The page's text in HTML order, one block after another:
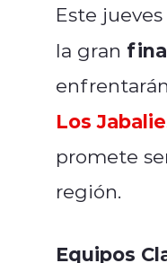
Este
la gran
Los
promete
región.
Equipos